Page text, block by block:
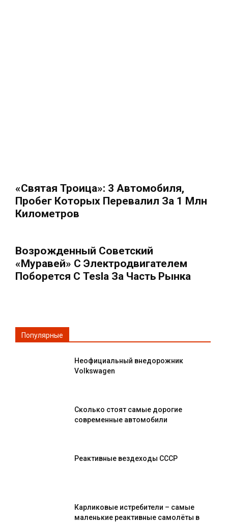
«Святая Троица»: 3 Автомобиля,
Пробег Которых Перевалил За 1 Млн
Километров
Возрожденный Советский
«Муравей» С Электродвигателем
Поборется С Tesla За Часть Рынка
Популярные
Неофициальный внедорожник
Volkswagen
Сколько стоят самые дорогие
современные автомобили
Реактивные вездеходы СССР
Карликовые истребители – самые
маленькие реактивные самолёты в